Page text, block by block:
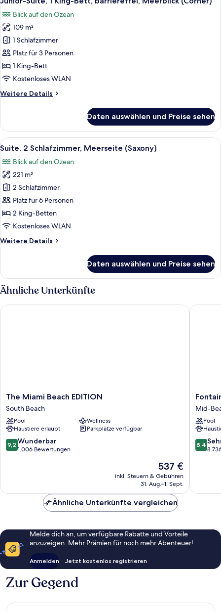
(Corner)
Fotos
für
Junior-
Suite,
1 King-
Bett,
barrierefrei,
(Corner)
Blick auf den Ozean
109 m²
1 Schlafzimmer
Platz für 3 Personen
1 King-Bett
Kostenloses WLAN
Weitere Details
Weitere
Suite,
1 King-
Bett,
Meerblick
(Corner)
Daten auswählen und Preise sehen
Alle
Fotos
für
Suite,
2 Schlafzimmer,
Meerseite
(Saxony)
anzeigen
Suite, 2 Schlafzimmer, Meerseite
3
Suite, 2 Schlafzimmer, Meerseite (Saxony)
Blick auf den Ozean
221 m²
2 Schlafzimmer
Platz für 6 Personen
2 King-Betten
Kostenloses WLAN
Weitere Details
Weitere
2 Schlafzimmer,
Meerseite
(Saxony)
Daten auswählen und Preise sehen
Ähnliche Unterkünfte
The
Miami
Beach
EDITION
South
Beach
The Miami Beach EDITION
South Beach
Pool
Wellness
Haustiere erlaubt
Parkplätze verfügbar
9.2
von
9,2 Wunderbar
1.006 Bewertungen
Der
Preis
beträgt
537 €
inkl. Steuern & Gebühren
31. Aug.–1. Sept.
The Miami Beach EDITION
Miami
Beach
Mid-
Beach
Mid-
Pool
8.4
von
8,4
Ähnliche Unterkünfte vergleichen
Melde dich an, um verfügbare Rabatte und Vorteile
anzuzeigen. Mehr Prämien für noch mehr Abenteuer!
Anmelden Jetzt kostenlos registrieren
Zur Gegend